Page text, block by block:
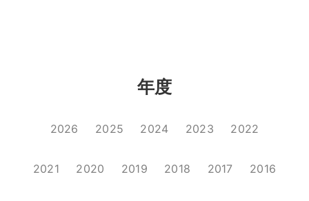
年度
2026 2025 2024 2023 2022
2021 2020 2019 2018 2017 2016